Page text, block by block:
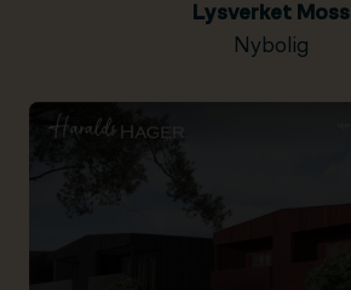
Lysverket Moss
Nybolig